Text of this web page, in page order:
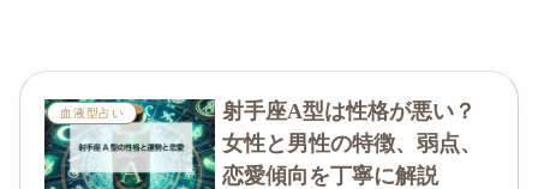
血液型占い
射手座A型は性格が悪い？
女性と男性の特徴、弱点、
恋愛傾向を丁寧に解説